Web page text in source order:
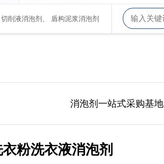
切削液消泡剂 盾构泥浆消泡剂
消泡剂一站式采购基地
粉洗衣液消泡剂